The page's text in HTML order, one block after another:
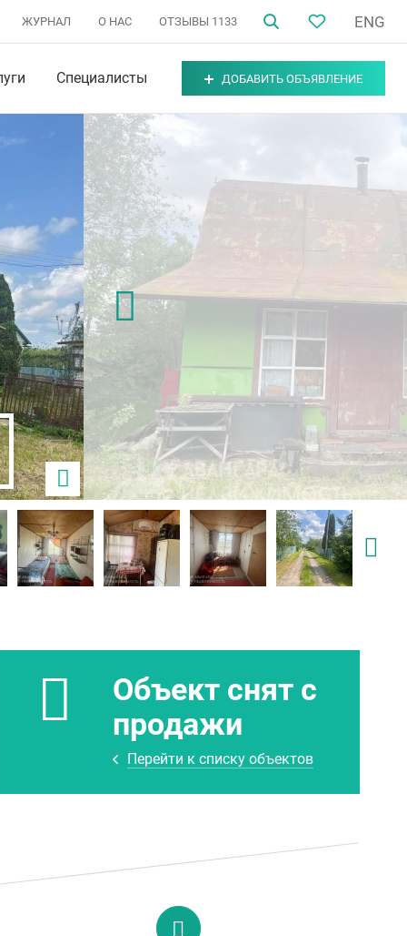
ЖУРНАЛ О НАС ОТЗЫВЫ 1133 ENG
Специалисты ДОБАВИТЬ ОБЪЯВЛЕНИЕ
Объект снят с
продажи
Перейти к списку объектов